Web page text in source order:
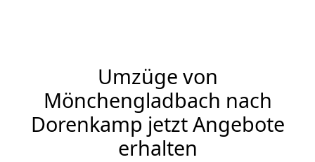
Umzüge von
Mönchengladbach nach
Dorenkamp jetzt Angebote
erhalten